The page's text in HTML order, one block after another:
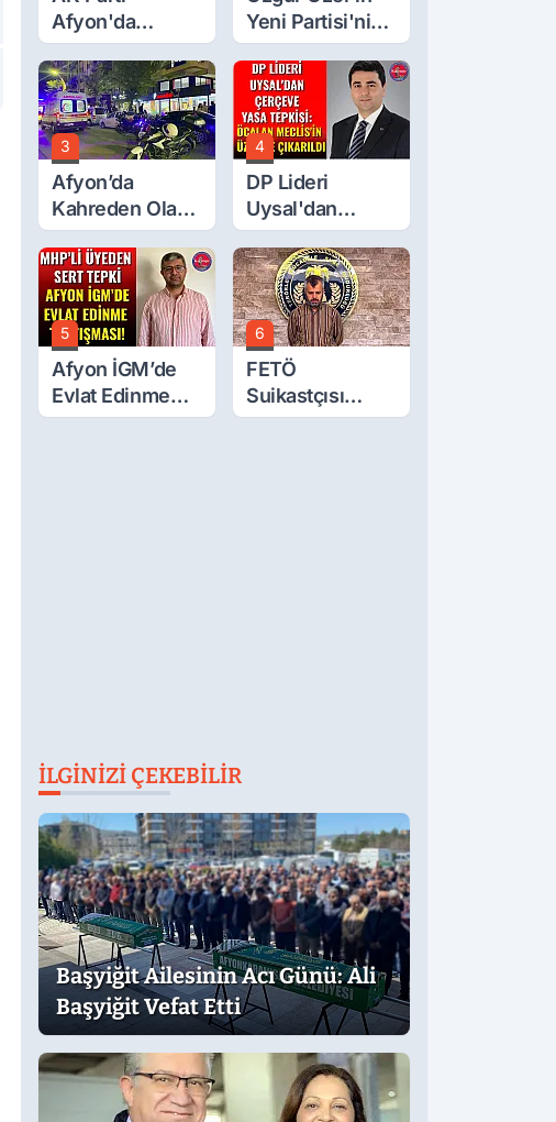
Afyon'da
Turgay Şahin'in
Ardından Bir
Şok Daha!
Yeni Partisi'nin
Afyon Başkanı
Belli Oldu
3
Afyon’da
Kahreden Olay:
6 Yaşındaki
Çocuk 6. Kattan
Düştü
4
DP Lideri
Uysal'dan
Çerçeve Yasa
Tepkisi: Öcalan
Meclis'in
Üzerine Çıkarıldı
5
Afyon İGM’de
Evlat Edinme
Tartışması!
6
FETÖ
Suikastçısı
Burkay
İLGINIZI ÇEKEBILIR
Başyiğit Ailesinin Acı Günü: Ali
Başyiğit Vefat Etti